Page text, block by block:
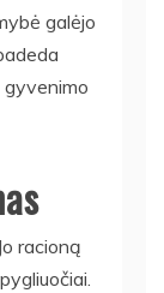
galėjo
racioną